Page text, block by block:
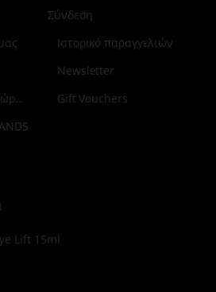
Επιστροφές - Υπαναχώρηση
Σύνδεση
Ιστορικό παραγγελιών
Newsletter
Gift Vouchers
Lift 15ml